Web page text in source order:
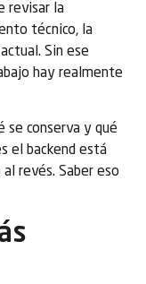
revisar la
técnico, la
Sin ese
hay realmente
se conserva y qué
el backend está
revés. Saber eso